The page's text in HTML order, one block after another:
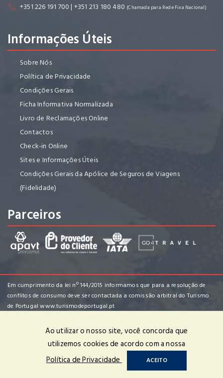
+351 226 191 700 | +351 213 180 480 (Chamada para Rede Fixa Nacional)
Informações Úteis
Sobre Nós
Política de Privacidade
Condições Gerais
Ficha Informativa Normalizada
Livro de Reclamações Online
Contactos
Check-in Online
Sites e Informações Úteis
Condições Gerais da Apólice de Seguros de Viagens
(Fidelidade)
Parceiros
Em cumprimento da lei nº 144/2015 informamos que para a resolução de
conflitos de consumo deve ser contactada a comissão arbitral do Turismo
de Portugalwww.turismodeportugal.pt
Club-Tour - Viagens e Turismo, S.A. | RNAVT nº 1970 | © 2022 Todos os
Direitos Reservados | Powered byOPTIGEST
Ao utilizar o nosso site, você concorda que
utilizemos cookies de acordo com a nossa
Política de Privacidade
ACEITO